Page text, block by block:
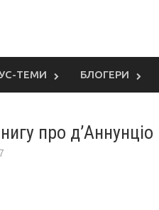
ТЕМИ БЛОГЕРИ
про д’Аннунціо